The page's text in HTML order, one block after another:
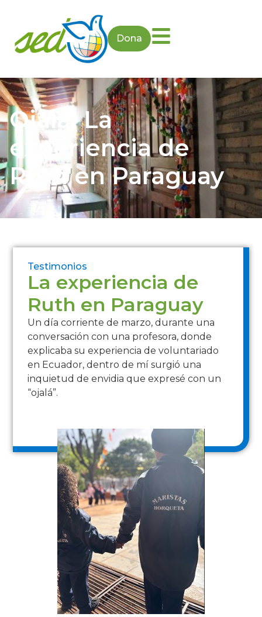
Dona
Ojalá: La
experiencia de
Ruth en Paraguay
Testimonios
La experiencia de
Ruth en Paraguay
Un día corriente de marzo, durante una
conversación con una profesora, donde
explicaba su experiencia de voluntariado
en Ecuador, dentro de mí surgió una
inquietud de envidia que expresé con un
“ojalá”.